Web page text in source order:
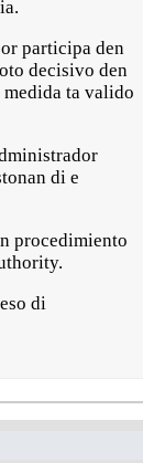
participa den
decisivo den
ta valido
di e
procedimiento
di